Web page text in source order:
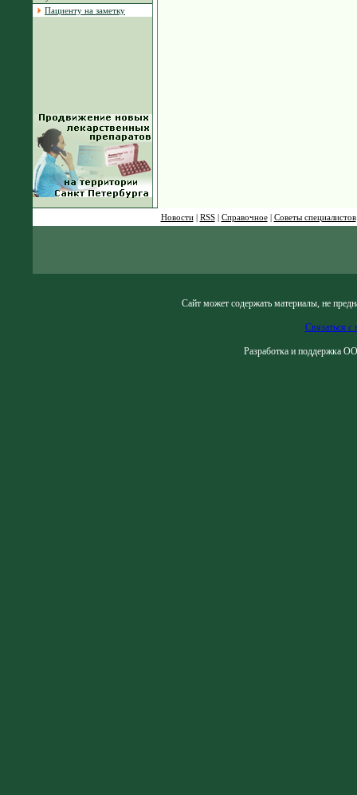
Пациенту на заметку
Новости| RSS| Справочное| Советы специалистов
Сайт может содержать материалы, не
Связаться с
Разработка и